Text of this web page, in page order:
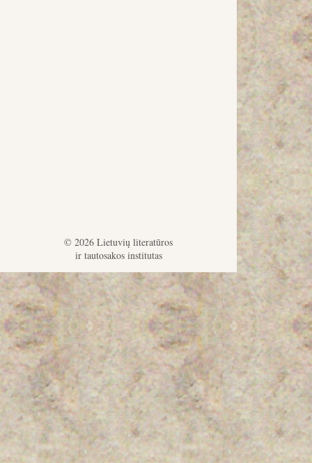
© 2026 Lietuvių literatūros
ir tautosakos institutas